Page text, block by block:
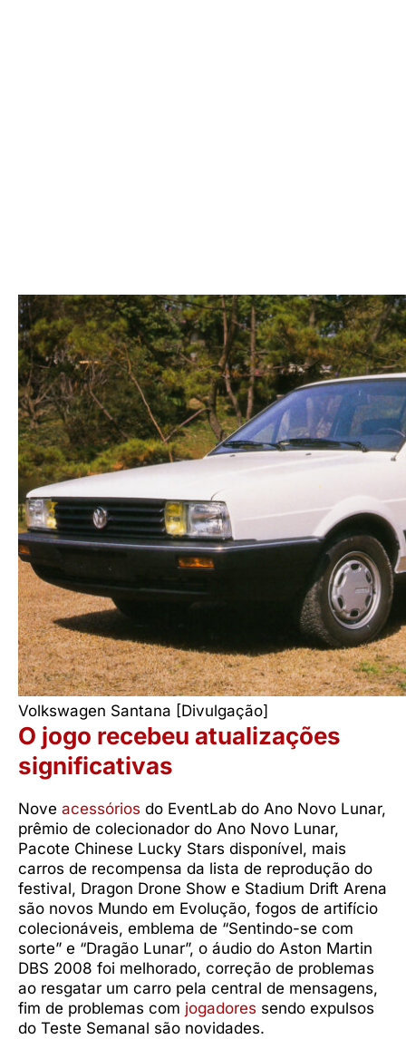
Volkswagen Santana [Divulgação]
O jogo recebeu atualizações
significativas
Nove acessórios do EventLab do Ano Novo Lunar,
prêmio de colecionador do Ano Novo Lunar,
Pacote Chinese Lucky Stars disponível, mais
carros de recompensa da lista de reprodução do
festival, Dragon Drone Show e Stadium Drift Arena
são novos Mundo em Evolução, fogos de artifício
colecionáveis, emblema de “Sentindo-se com
sorte” e “Dragão Lunar”, o áudio do Aston Martin
DBS 2008 foi melhorado, correção de problemas
ao resgatar um carro pela central de mensagens,
fim de problemas com jogadores sendo expulsos
do Teste Semanal são novidades.